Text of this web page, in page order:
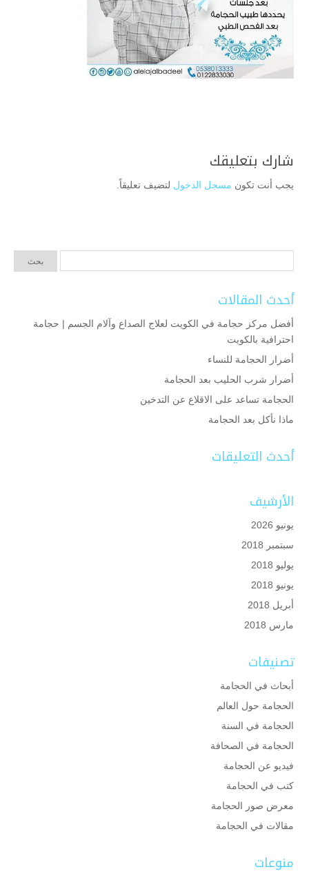
شارك بتعليقك
يجب أنت تكون مسجل الدخول لتضيف تعليقاً.
أحدث المقالات
أفضل مركز حجامة في الكويت لعلاج الصداع وآلام الجسم | حجامة
احترافية بالكويت
أضرار الحجامة للنساء
أضرار شرب الحليب بعد الحجامة
الحجامة تساعد على الاقلاع عن التدخين
ماذا نأكل بعد الحجامة
أحدث التعليقات
الأرشيف
يونيو 2026
سبتمبر 2018
يوليو 2018
يونيو 2018
أبريل 2018
مارس 2018
تصنيفات
أبحاث في الحجامة
الحجامة حول العالم
الحجامة في السنة
الحجامة في الصحافة
فيديو عن الحجامة
كتب في الحجامة
معرض صور الحجامة
مقالات في الحجامة
منوعات